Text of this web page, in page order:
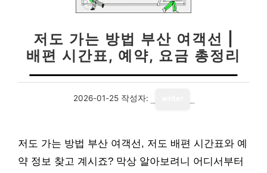
저도 가는 방법 부산 여객선 |
배편 시간표, 예약, 요금 총정리
2026-01-25 작성자:
저도 가는 방법 부산 여객선, 저도 배편 시간표와 예
약 정보 찾고 계시죠? 막상 알아보려니 어디서부터